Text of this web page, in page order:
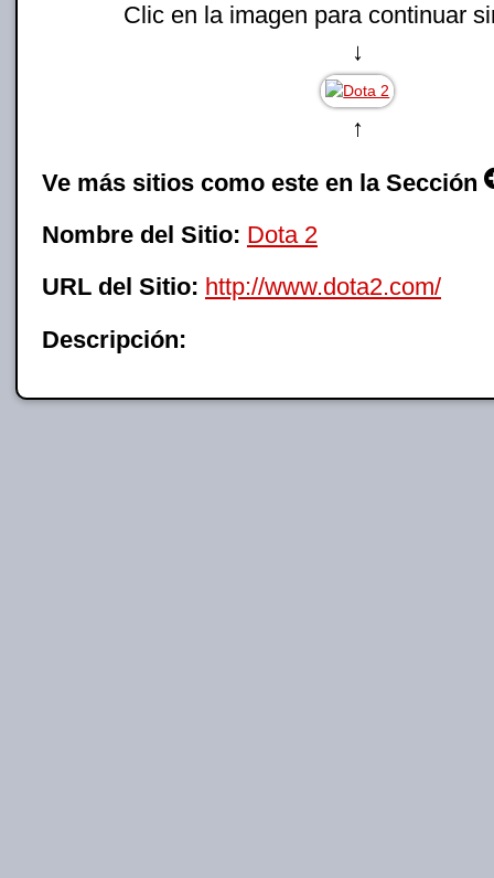
Clic en la imagen para continuar
↓
↑
Ve más sitios como este en la Sección
Nombre del Sitio: Dota 2
URL del Sitio: http://www.dota2.com/
Descripción: